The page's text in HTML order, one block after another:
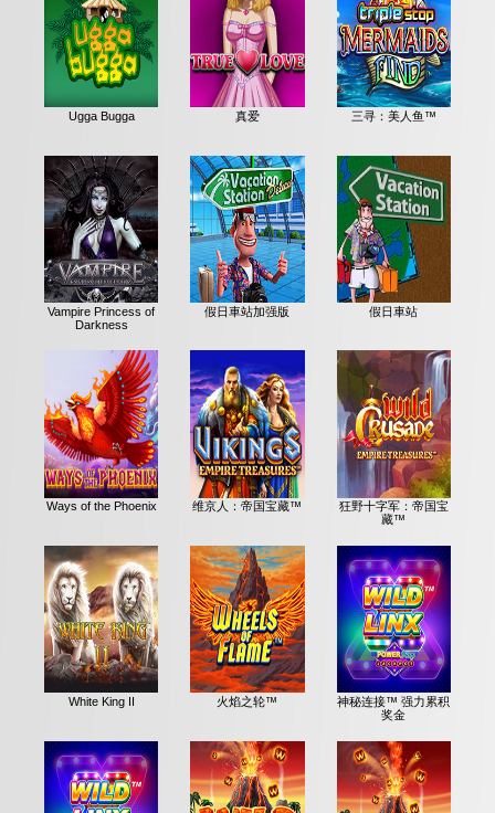
Ugga Bugga 真爱 三寻：美人鱼™
Vampire Princess of
Darkness
假日車站加强版 假日車站
Ways of the Phoenix 维京人：帝国宝藏™
狂野十字军：帝国宝
藏™
White King II 火焰之轮™
神秘连接™ 强力累积
奖金